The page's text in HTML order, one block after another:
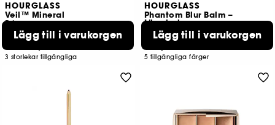
HOURGLASS
Veil™ Mineral
Primer
6522
3 storlekar tillgängliga
Lägg till i varukorgen
HOURGLASS
Phantom Blur Balm –
Läppbalsam
165
499,00 KR
5 tillgängliga färger
Lägg till i varukorgen